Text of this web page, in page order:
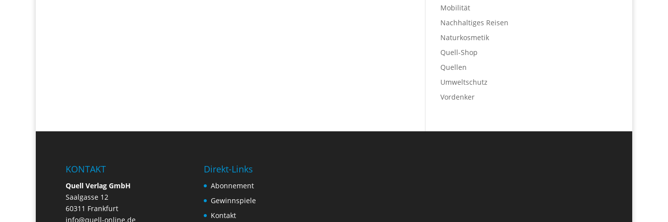
Mobilität
Nachhaltiges Reisen
Naturkosmetik
Quell-Shop
Quellen
Umweltschutz
Vordenker
KONTAKT
Quell Verlag GmbH
Saalgasse 12
60311 Frankfurt
info@quell-online.de
Direkt-Links
Abonnement
Gewinnspiele
Kontakt